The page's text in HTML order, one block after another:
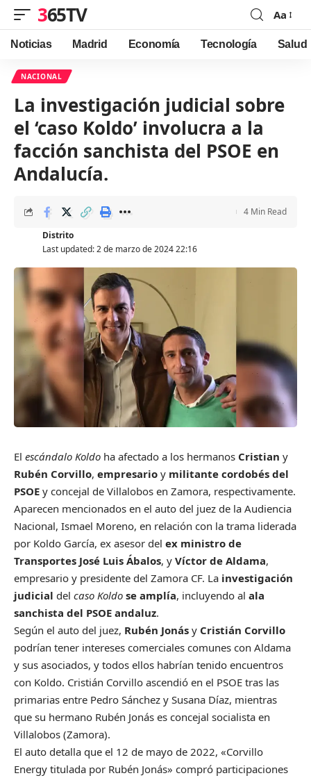
365TV
Font
Resizer
Aa
Noticias Madrid Economía Tecnología Salud
NACIONAL
La investigación judicial sobre
el ‘caso Koldo’ involucra a la
facción sanchista del PSOE en
Andalucía.
Last updated: 2 de marzo de 2024 22:16
Distrito
4 Min Read
El escándalo Koldo ha afectado a los hermanos Cristian y
Rubén Corvillo, empresario y militante cordobés del
PSOE y concejal de Villalobos en Zamora, respectivamente.
Aparecen mencionados en el auto del juez de la Audiencia
Nacional, Ismael Moreno, en relación con la trama liderada
por Koldo García, ex asesor del ex ministro de
Transportes José Luis Ábalos, y Víctor de Aldama,
empresario y presidente del Zamora CF. La investigación
judicial del caso Koldo se amplía, incluyendo al ala
sanchista del PSOE andaluz.
Según el auto del juez, Rubén Jonás y Cristián Corvillo
podrían tener intereses comerciales comunes con Aldama
y sus asociados, y todos ellos habrían tenido encuentros
con Koldo. Cristián Corvillo ascendió en el PSOE tras las
primarias entre Pedro Sánchez y Susana Díaz, mientras
que su hermano Rubén Jonás es concejal socialista en
Villalobos (Zamora).
El auto detalla que el 12 de mayo de 2022, «Corvillo
Energy titulada por Rubén Jonás» compró participaciones